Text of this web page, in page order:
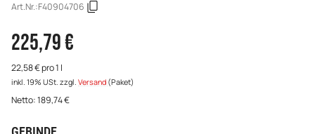
Art.Nr.:F40904706
225,79 €
22,58 € pro 1 l
inkl. 19% USt. zzgl. Versand (Paket)
Netto:189,74€